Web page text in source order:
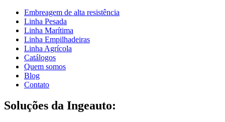
Embreagem de alta resistência
Linha Pesada
Linha Marítima
Linha Empilhadeiras
Linha Agrícola
Catálogos
Quem somos
Blog
Contato
Soluções da Ingeauto: